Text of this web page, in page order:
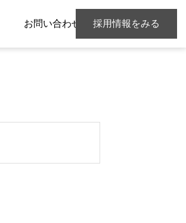
お問い合わせ 採用情報をみる